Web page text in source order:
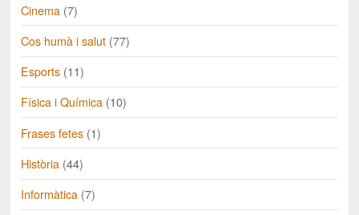
Cinema (7)
Cos humà i salut (77)
Esports (11)
Física i Química (10)
Frases fetes (1)
Història (44)
Informàtica (7)